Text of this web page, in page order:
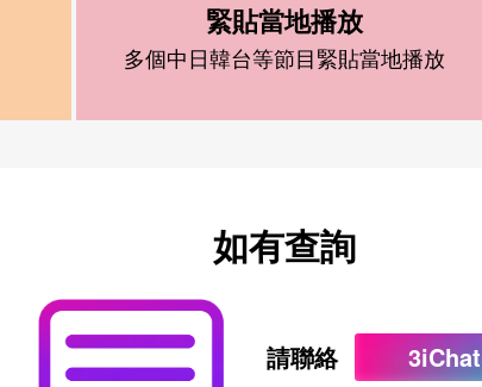
緊貼當地播放
多個中日韓台等節目緊貼當地播放
如有查詢
請聯絡 3iChat